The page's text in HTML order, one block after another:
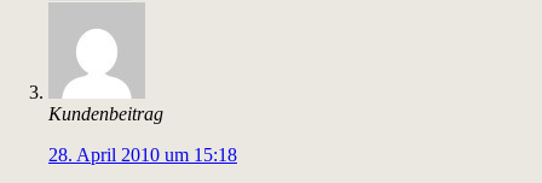
Kundenbeitrag
28. April 2010 um 15:18